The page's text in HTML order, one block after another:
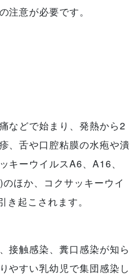
注意が必要です。
などで始まり、発熱から2
、舌や口腔粘膜の水疱や潰
キーウイルスA6、A16、
ほか、コクサッキーウイ
起こされます。
接触感染、糞口感染が知ら
やすい乳幼児で集団感染し